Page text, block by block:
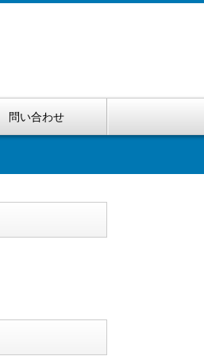
問い合わせ